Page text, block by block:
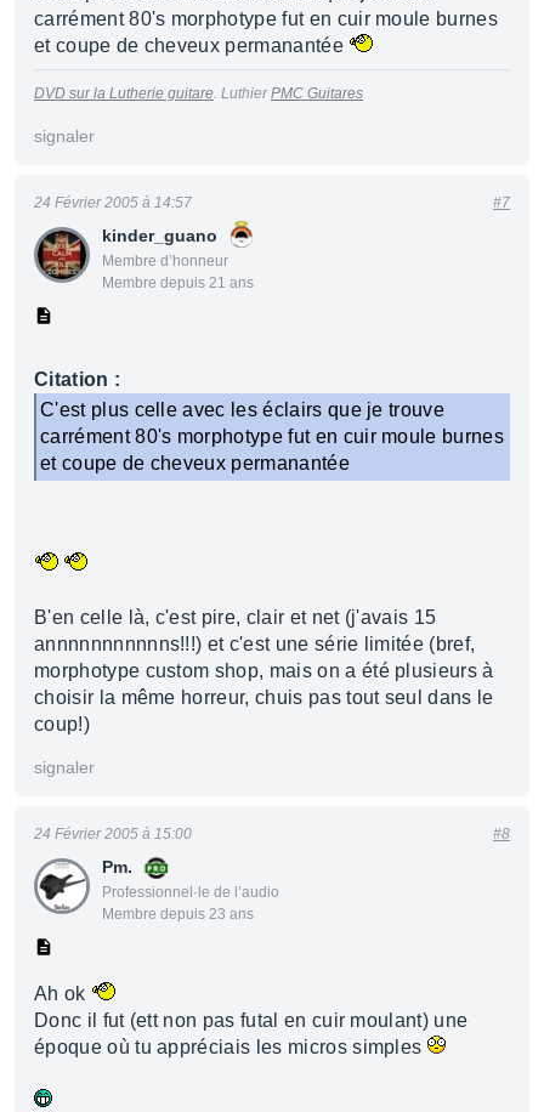
carrément 80's morphotype fut en cuir moule burnes
et coupe de cheveux permanantée
DVD sur la Lutherie guitare. LuthierPMC Guitares
signaler
kinder_guano
Membre d’honneur
Membre depuis 21 ans
24 Février 2005 à 14:57 #7
Citation :
C'est plus celle avec les éclairs que je trouve
carrément 80's morphotype fut en cuir moule burnes
et coupe de cheveux permanantée
B'en celle là, c'est pire, clair et net (j'avais 15
annnnnnnnnnns!!!) et c'est une série limitée (bref,
morphotype custom shop, mais on a été plusieurs à
choisir la même horreur, chuis pas tout seul dans le
coup!)
signaler
Pm.
Professionnel·le de l’audio
Membre depuis 23 ans
24 Février 2005 à 15:00 #8
Ah ok
Donc il fut (ett non pas futal en cuir moulant) une
époque où tu appréciais les micros simples